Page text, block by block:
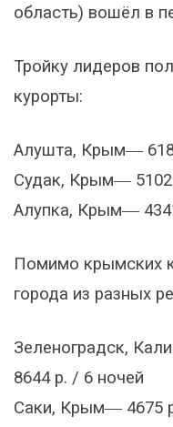
область) вошёл в
Тройку лидеров
курорты:
Алушта, Крым―
Судак, Крым― 5102
Алупка, Крым―
Помимо крымских
города из разных
Зеленоградск,
8644 р. / 6 ночей
Саки, Крым― 4675